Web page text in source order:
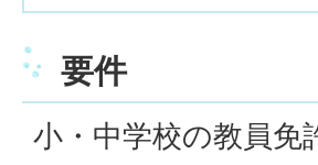
要件
小・中学校の教員免